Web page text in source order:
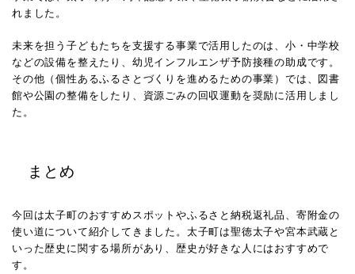
れました。
未来を担う子どもたちを支援する事業で活用したのは、小・中学校
などの設備を整えたり、幼児インフルエンザ予防接種の助成です。
その他（個性あるふるさとづくりを進めるための事業）では、図書
館や公園の整備をしたり、資源ごみの回収運動を奨励に活用しまし
た。
まとめ
今回は太子町のおすすめスポットやふるさと納税返礼品、寄附金の
使い道について紹介してきました。 太子町は聖徳太子や宮本武蔵と
いった歴史に関する場所があり、歴史が好きな人にはおすすめで
す。